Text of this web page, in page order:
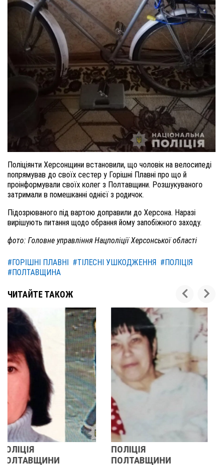
Поліціянти Херсонщини встановили, що чоловік на велосипеді
попрямував до своїх сестер у Горішні Плавні про що й
проінформували своїх колег з Полтавщини. Розшукуваного
затримали в помешканні однієї з родичок.
Підозрюваного під вартою доправили до Херсона. Наразі
вирішують питання щодо обрання йому запобіжного заходу.
фото: Головне управління Нацполіції Херсонської області
#ГОРІШНІ ПЛАВНІ #ТІЛЕСНІ УШКОДЖЕННЯ #ПОЛІЦІЯ
#ПОЛТАВЩИНА
ЧИТАЙТЕ ТАКОЖ
ПОЛІЦІЯ
ПОЛТАВЩИНИ
У ПОЛТАВСЬКІЙ
ОБЛАСТІ